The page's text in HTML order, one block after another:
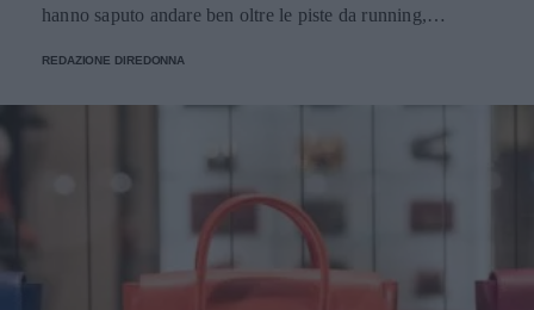
hanno saputo andare ben oltre le piste da running,
REDAZIONE DIREDONNA